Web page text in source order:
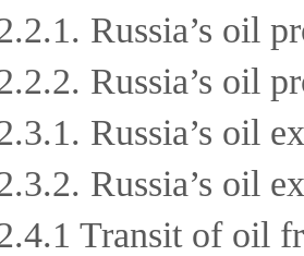
Russia’s oil
Russia’s oil
Russia’s oil
Russia’s oil
Transit of oil